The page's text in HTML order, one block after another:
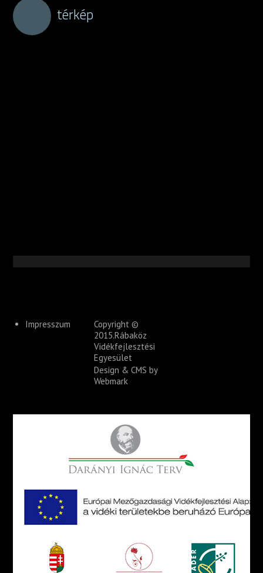
térkép
Impresszum
Copyright ©
2015.Rábaköz
Vidékfejlesztési
Egyesület
Design & CMS by
Webmark